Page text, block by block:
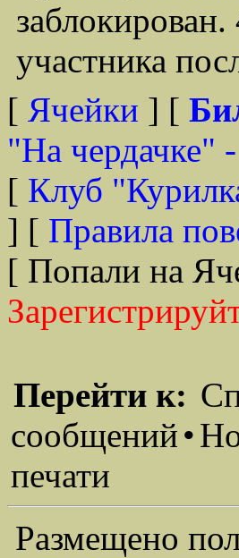
участника
[ Ячейки ] [
"На чердачке"
[ Клуб
] [ Правила
[ Попали на
Перейти к:
сообщений•
печати
Размещено